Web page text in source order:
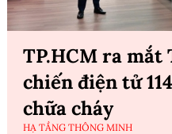
TP.HCM ra
chiến điện tử
chữa cháy
HẠ TẦNG THÔNG MINH